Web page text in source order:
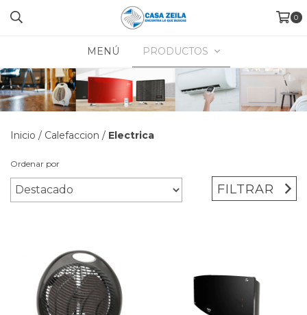
0
MENÚ PRODUCTOS
Inicio / Calefaccion / Electrica
Ordenar por
FILTRAR